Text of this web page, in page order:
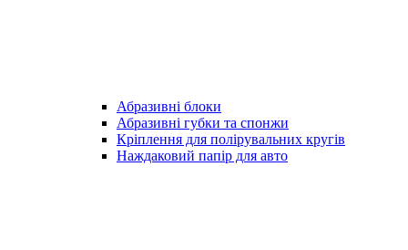
Абразивні блоки
Абразивні губки та спонжи
Кріплення для полірувальних кругів
Наждаковий папір для авто